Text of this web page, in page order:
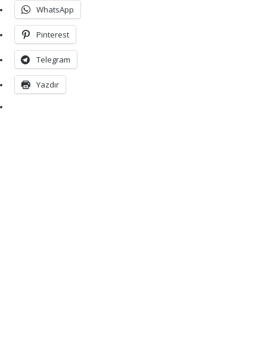
WhatsApp
Pinterest
Telegram
Yazdır